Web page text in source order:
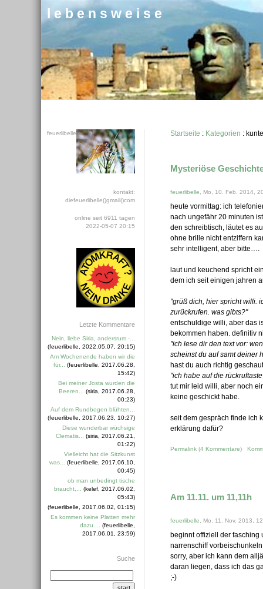
l e b e n s w e i s e
Startseite : Kategorien :
Mysteriöse
feuerlibelle , Mo, 10. Feb. 2014,
heute vormittag: ich
nach ungefähr 20 minuten
den schreibtisch, läutet es
ohne brille nicht entziffern
sehr intelligent, aber bitte….
laut und keuchend spricht
dem ich seit einigen jahren
"grüß dich, hier spricht willi.
zurückrufen. was gibts?"
entschuldige willi, aber das
bekommen haben. definitiv
"ich lese dir den text vor:
scheinst du auf samt deiner
hast du auch richtig
"ich habe auf die
tut mir leid willi, aber noch
keine geschickt habe.
seit dem gespräch finde ich
erklärung dafür?
Permalink (4 Kommentare)
Am 11.11. um 11,11h
feuerlibelle , Mo, 11. Nov. 2013,
beginnt offiziell der fasching
narrenschiff
sorry, aber ich kann dem
daran liegen, dass ich das
;-)
feuerlibelle
kontakt:
diefeuerlibelle()gmail()com
online seit 6911 tagen
2022-05-07 20:15
Letzte Kommentare
Nein, liebe Siria, andersrum -...
(feuerlibelle, 2022.05.07, 20:15)
Am Wochenende haben wir die
für...
(feuerlibelle, 2017.06.28,
15:42)
Bei meiner Josta wurden die
Beeren...
(siria, 2017.06.28,
00:23)
Auf dem Rundbogen blühten...
(feuerlibelle, 2017.06.23, 10:27)
Diese wunderbar wüchsige
Clematis...
(siria, 2017.06.21,
01:22)
Vielleicht hat die Sitzkunst
was...
(feuerlibelle, 2017.06.10,
00:45)
ob man unbedingt tische
braucht,...
(kelef, 2017.06.02,
05:43)
(feuerlibelle, 2017.06.02, 01:15)
Es kommen keine Platten mehr
dazu....
(feuerlibelle,
2017.06.01, 23:59)
Suche